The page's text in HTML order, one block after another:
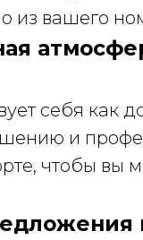
из вашего
себя как
и
чтобы вы